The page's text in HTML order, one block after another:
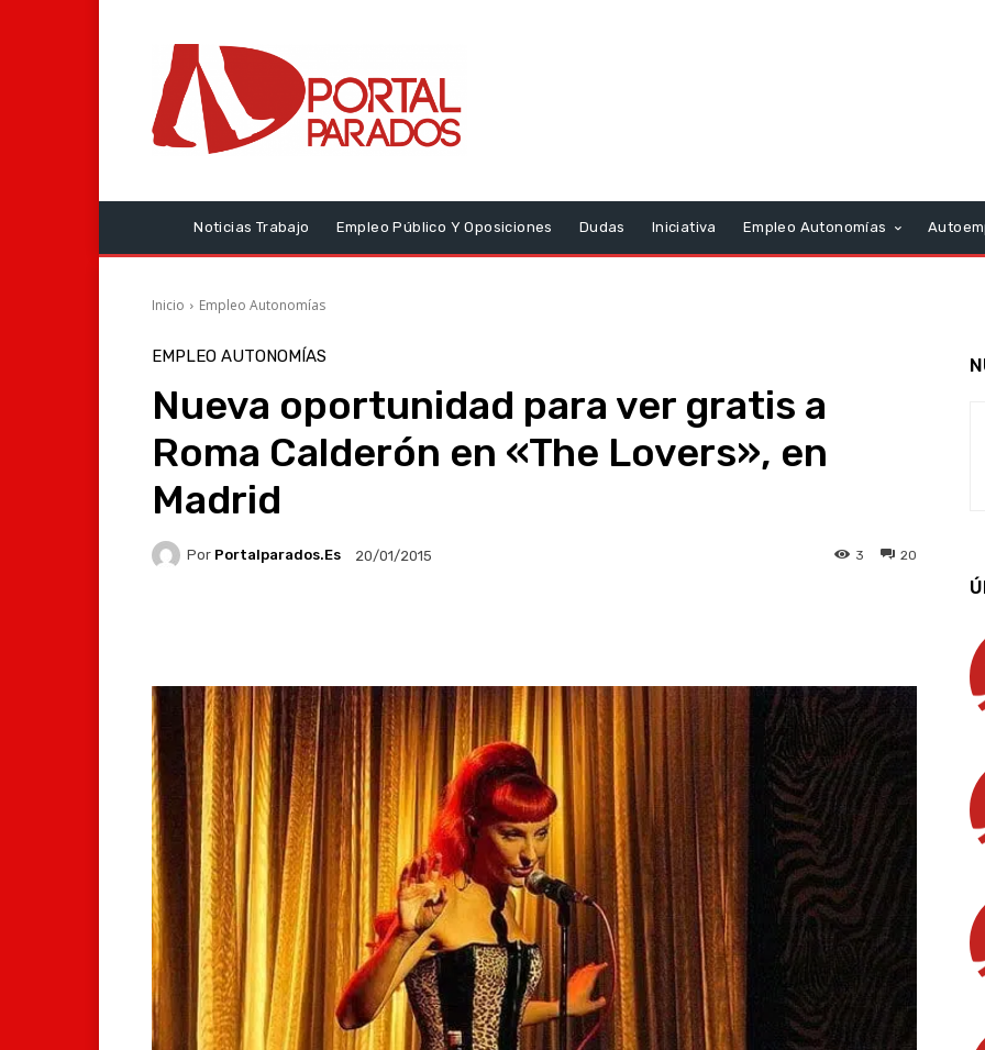
Noticias Trabajo Empleo Público Y Oposiciones Dudas Iniciativa Empleo Autonomías
Inicio Empleo Autonomías
EMPLEO AUTONOMÍAS
Nueva oportunidad para ver gratis a
Roma Calderón en «The Lovers», en
Madrid
Por Portalparados.es 20/01/2015 20
3